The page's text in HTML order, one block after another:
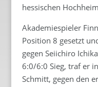
hessischen
Akademiespieler
Position 8 gesetzt
gegen Seiichiro
6:0/6:0 Sieg, traf er
Schmitt, gegen den